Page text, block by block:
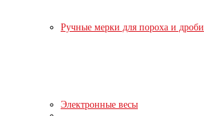
Ручные мерки для пороха и дроби
Электронные весы